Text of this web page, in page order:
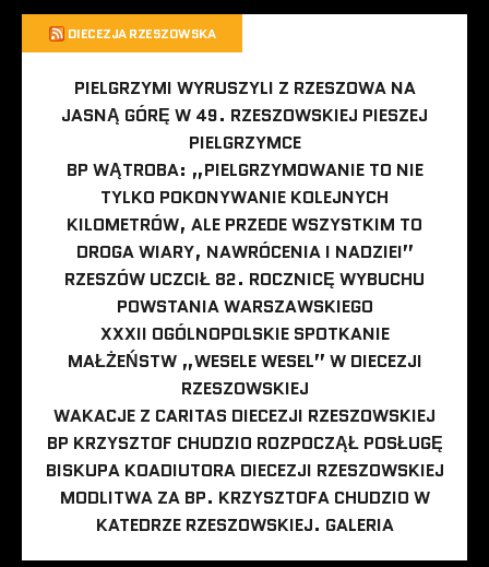
DIECEZJA RZESZOWSKA
PIELGRZYMI WYRUSZYLI Z RZESZOWA NA
JASNĄ GÓRĘ W 49. RZESZOWSKIEJ PIESZEJ
PIELGRZYMCE
BP WĄTROBA: „PIELGRZYMOWANIE TO NIE
TYLKO POKONYWANIE KOLEJNYCH
KILOMETRÓW, ALE PRZEDE WSZYSTKIM TO
DROGA WIARY, NAWRÓCENIA I NADZIEI”
RZESZÓW UCZCIŁ 82. ROCZNICĘ WYBUCHU
POWSTANIA WARSZAWSKIEGO
XXXII OGÓLNOPOLSKIE SPOTKANIE
MAŁŻEŃSTW „WESELE WESEL” W DIECEZJI
RZESZOWSKIEJ
WAKACJE Z CARITAS DIECEZJI RZESZOWSKIEJ
BP KRZYSZTOF CHUDZIO ROZPOCZĄŁ POSŁUGĘ
BISKUPA KOADIUTORA DIECEZJI RZESZOWSKIEJ
MODLITWA ZA BP. KRZYSZTOFA CHUDZIO W
KATEDRZE RZESZOWSKIEJ. GALERIA